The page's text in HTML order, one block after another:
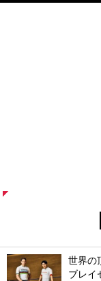
世界の
ブレイ